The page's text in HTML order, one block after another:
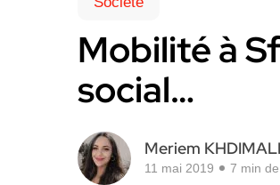
Mobilité à
social…
Meriem
11 mai 2019 7 min